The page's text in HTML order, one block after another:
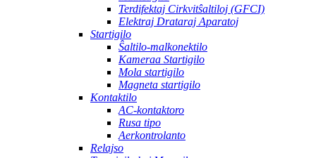
Terdifektaj Cirkvitŝaltiloj (GFCI)
Elektraj Drataraj Aparatoj
Startigilo
Ŝaltilo-malkonektilo
Kameraa Startigilo
Mola startigilo
Magneta startigilo
Kontaktilo
AC-kontaktoro
Rusa tipo
Aerkontrolanto
Relajso